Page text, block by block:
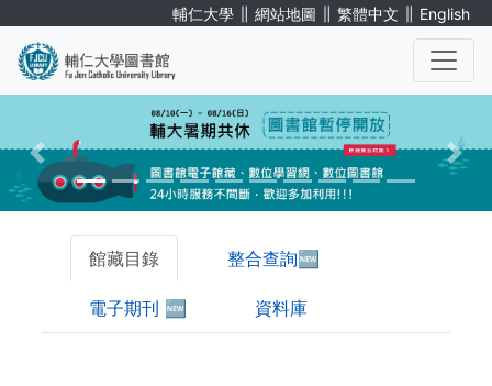
內
輔仁大學 ∥ 網站地圖 ∥ 繁體中文 ∥ English
館藏目錄 整合查詢🆕
電子期刊 🆕 資料庫